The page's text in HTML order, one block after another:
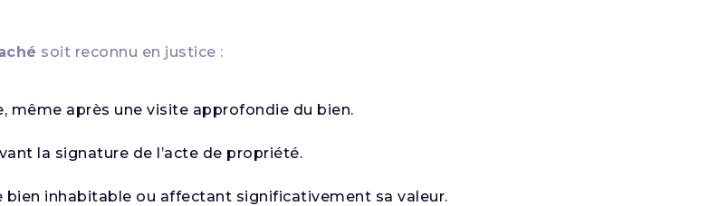
soit reconnu en justice :
même après une visite approfondie du bien.
la signature de l’acte de propriété.
bien inhabitable ou affectant significativement sa valeur.